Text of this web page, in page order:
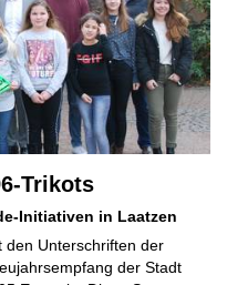
Trikots
Initiativen in Laatzen
den Unterschriften der
der Stadt